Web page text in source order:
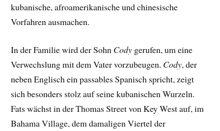
kubanische, afroamerikanische und chinesische
Vorfahren ausmachen.
In der Familie wird der Sohn Cody gerufen, um eine
Verwechslung mit dem Vater vorzubeugen. Cody, der
neben Englisch ein passables Spanisch spricht, zeigt
sich besonders stolz auf seine kubanischen Wurzeln.
Fats wächst in der Thomas Street von Key West auf, im
Bahama Village, dem damaligen Viertel der